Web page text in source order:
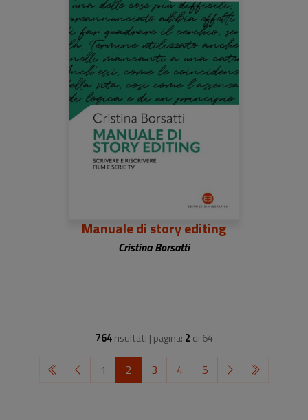
Manuale di story editing
Cristina Borsatti
764risultati | pagina: 2 di 64
1 2 3 4 5